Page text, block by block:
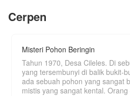
dan membuatnya
Cerpen
Misteri Pohon Beringin
Tahun 1970, Desa Cileles. Di
yang tersembunyi di balik bukit-
ada sebuah pohon yang sangat
mistis yang sangat